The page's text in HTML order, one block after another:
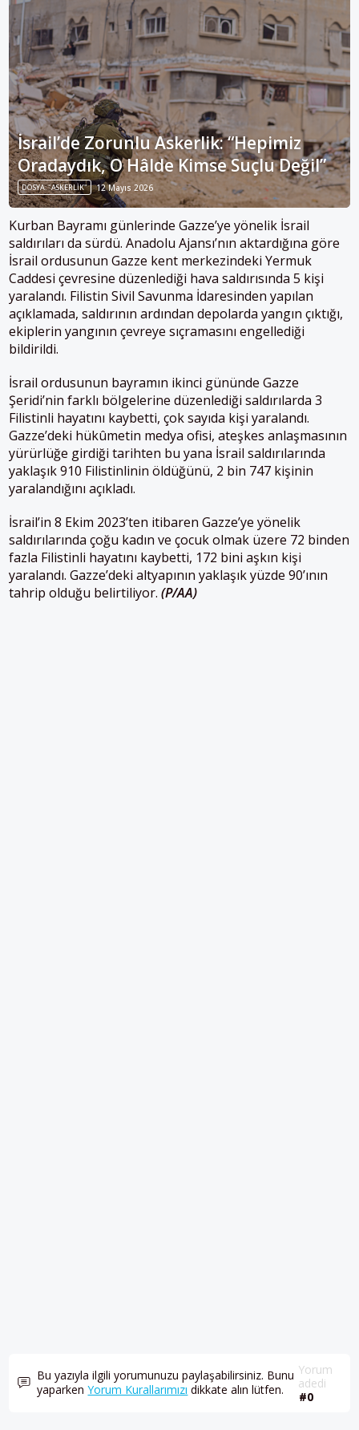
İsrail’de Zorunlu Askerlik: “Hepimiz
Oradaydık, O Hâlde Kimse Suçlu Değil”
DOSYA: "ASKERLIK" 12 Mayıs 2026
Kurban Bayramı günlerinde Gazze’ye yönelik İsrail
saldırıları da sürdü. Anadolu Ajansı’nın aktardığına göre
İsrail ordusunun Gazze kent merkezindeki Yermuk
Caddesi çevresine düzenlediği hava saldırısında 5 kişi
yaralandı. Filistin Sivil Savunma İdaresinden yapılan
açıklamada, saldırının ardından depolarda yangın çıktığı,
ekiplerin yangının çevreye sıçramasını engellediği
bildirildi.
İsrail ordusunun bayramın ikinci gününde Gazze
Şeridi’nin farklı bölgelerine düzenlediği saldırılarda 3
Filistinli hayatını kaybetti, çok sayıda kişi yaralandı.
Gazze’deki hükûmetin medya ofisi, ateşkes anlaşmasının
yürürlüğe girdiği tarihten bu yana İsrail saldırılarında
yaklaşık 910 Filistinlinin öldüğünü, 2 bin 747 kişinin
yaralandığını açıkladı.
İsrail’in 8 Ekim 2023’ten itibaren Gazze’ye yönelik
saldırılarında çoğu kadın ve çocuk olmak üzere 72 binden
fazla Filistinli hayatını kaybetti, 172 bini aşkın kişi
yaralandı. Gazze’deki altyapının yaklaşık yüzde 90’ının
tahrip olduğu belirtiliyor. (P/AA)
Bu yazıyla ilgili yorumunuzu paylaşabilirsiniz. Bunu
yaparkenYorum Kurallarımızı dikkate alın lütfen.
Yorum
adedi
#0